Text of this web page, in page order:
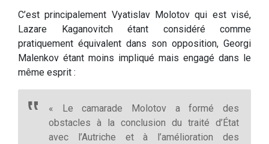
C’est principalement Vyatislav Molotov qui est visé,
Lazare Kaganovitch étant considéré comme
pratiquement équivalent dans son opposition, Georgi
Malenkov étant moins impliqué mais engagé dans le
même esprit :
« Le camarade Molotov a formé des
obstacles à la conclusion du traité d’État
avec l’Autriche et à l’amélioration des